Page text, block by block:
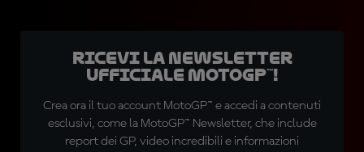
Ricevi la newsletter
ufficiale MotoGP™!
Crea ora il tuo account MotoGP™ e accedi a contenuti
esclusivi, come la MotoGP™ Newsletter, che include
report dei GP, video incredibili e informazioni